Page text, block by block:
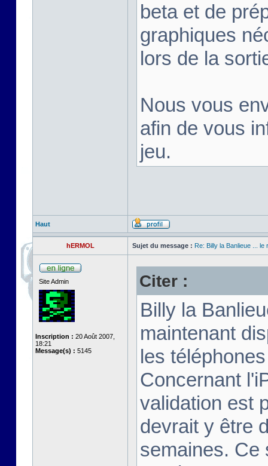
beta et de
graphiques
lors de la
Nous vous
afin de vous
jeu.
Haut
hERMOL Sujet du message : Re: Billy la Banlieue ... le
Site Admin
Inscription : 20 Août 2007,
18:21
Message(s) : 5145
Citer :
Billy la
maintenant
les
Concernant
validation est
devrait y être
semaines. Ce